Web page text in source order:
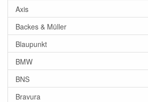
Axis
Backes & Müller
Blaupunkt
BMW
BNS
Bravura